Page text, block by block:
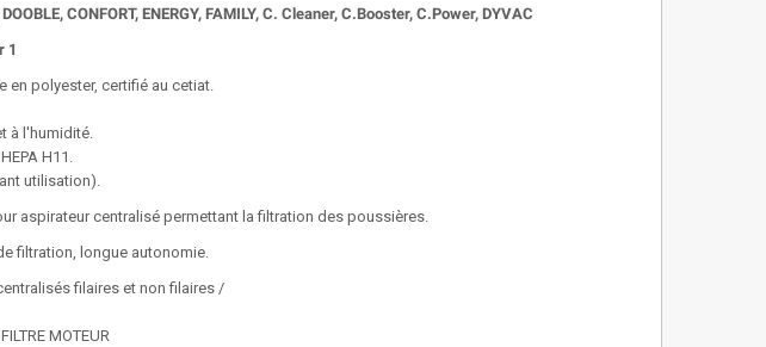
CONFORT, ENERGY, FAMILY, C. Cleaner, C.Booster, C.Power, DYVAC
1
polyester, certifié au cetiat.
à l'humidité.
H11.
utilisation).
aspirateur centralisé permettant la filtration des poussières.
filtration, longue autonomie.
filaires et non filaires /
MOTEUR